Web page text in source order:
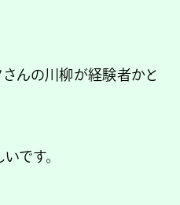
さんの川柳が経験者かと
です。